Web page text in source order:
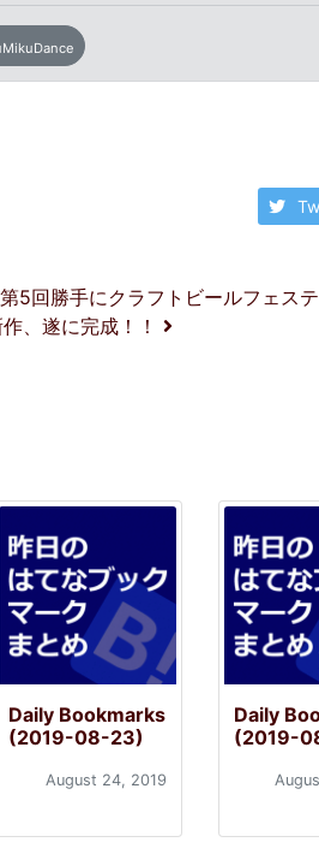
ション
5回勝手にクラフトビールフェス
、遂に完成！！
Daily Bookmarks
(2019-08-23)
August 24, 2019
Daily
(2019-